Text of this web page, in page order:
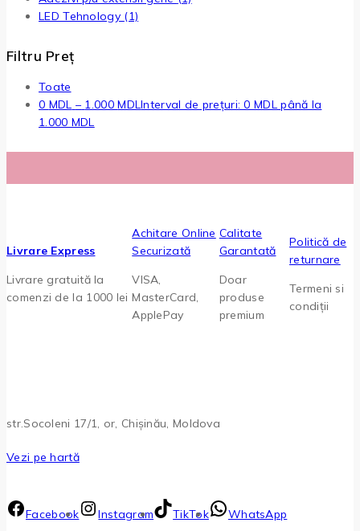
LED Tehnology (1)
Filtru Preț
Toate
0 MDL – 1.000MDLInterval de prețuri: 0 MDL până la
1.000 MDL
Livrare Express
Livrare gratuită la
comenzi de la 1000 lei
Achitare Online
Securizată
VISA,
MasterCard,
ApplePay
Calitate
Garantată
Doar
produse
premium
Politică de
returnare
Termeni si
condiții
str.Socoleni 17/1, or, Chișinău, Moldova
Vezi pe hartă
Facebook Instagram TikTok WhatsApp